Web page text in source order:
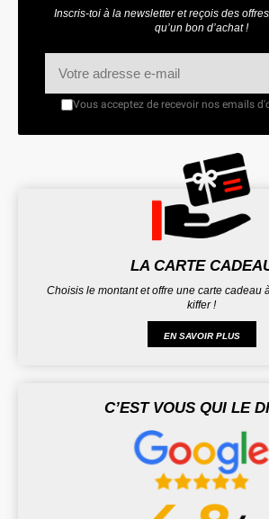
Inscris-toi à la newsletter et reçois des
qu’un bon d’achat !
Vous acceptez de recevoir nos emails
LA CARTE
Choisis le montant et offre une carte cadeau
kiffer !
EN SAVOIR PLUS
C’EST VOUS QUI LE